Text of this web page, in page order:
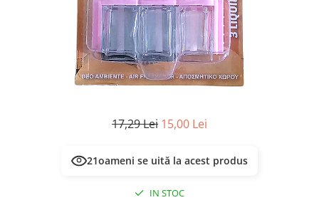
17,29 Lei 15,00 Lei
21oameni se uită la acest produs
IN STOC